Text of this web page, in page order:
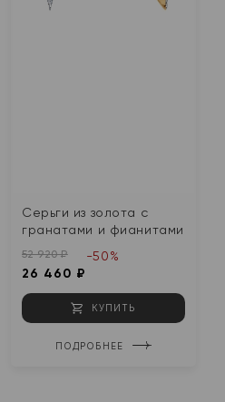
Серьги из золота с
гранатами и фианитами
52 920 ₽
26 460 ₽
-50%
КУПИТЬ
ПОДРОБНЕЕ